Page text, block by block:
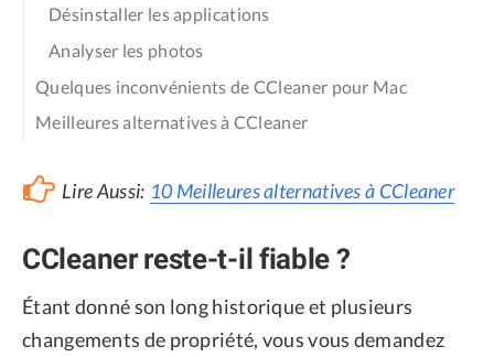
Désinstaller les applications
Analyser les photos
Quelques inconvénients de CCleaner pour Mac
Meilleures alternatives à CCleaner
Lire Aussi: 10 Meilleures alternatives à CCleaner
CCleaner reste-t-il fiable ?
Étant donné son long historique et plusieurs
changements de propriété, vous vous demandez